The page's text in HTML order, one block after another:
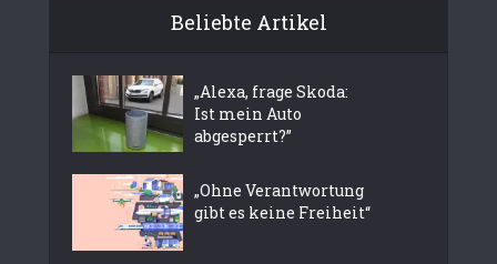
Beliebte Artikel
„Alexa, frage Skoda:
Ist mein Auto
abgesperrt?”
„Ohne Verantwortung
gibt es keine Freiheit“